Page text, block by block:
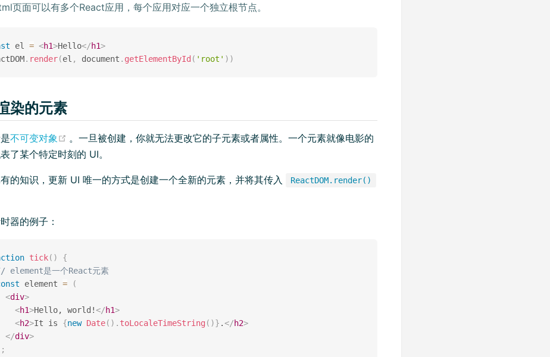
页面可以有多个React应用，每个应用对应一个独立根节点。
el = <h1>Hello</h1>
. render(el , document . getElementById ( 'root' ) )
染的元素
不可变对象 (opens new window)
。一旦被创建，你就无法更改它的子元素或者属性。一个元素就像电影的
了某个特定时刻的 UI。
的知识，更新 UI 唯一的方式是创建一个全新的元素，并将其传入 ReactDOM.render()
window)
器的例子：
tick( )
{
element是一个React元素
element =
(
<div>
<h1>Hello, world!</h1>
<h2>It is {new Date( ) . toLocaleTimeString ( )} .</h2>
</div>
;